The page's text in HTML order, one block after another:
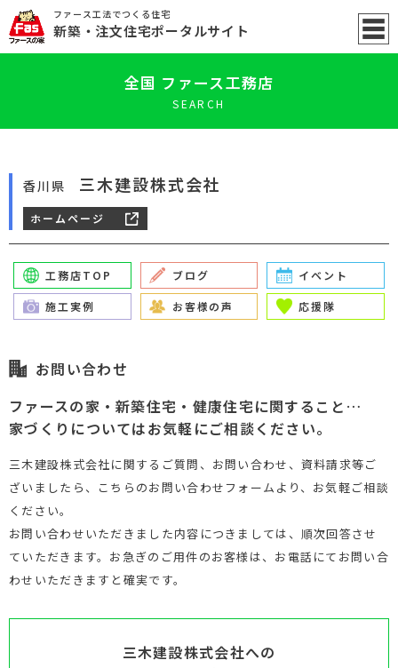
ファース工法でつくる住宅
新築 ・注文住宅ポータルサイト
全国 ファース工務店
SEARCH
香川県 三木建設株式会社
ホームページ
工務店TOP ブログ イベント
施工実例 お客様の声 応援隊
お問い合わせ
ファースの家・新築住宅・健康住宅に関すること…
家づくりについてはお気軽にご相談ください。
三木建設株式会社に関するご質問、お問い合わせ、資料請求等ご
ざいましたら、こちらのお問い合わせフォームより、お気軽ご相談
ください。
お問い合わせいただきました内容につきましては、順次回答させ
ていただきます。お急ぎのご用件のお客様は、お電話にてお問い合
わせいただきますと確実です。
三木建設株式会社への